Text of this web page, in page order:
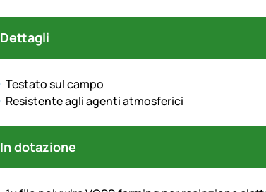
Dettagli
Testato sul campo
Resistente agli agenti atmosferici
In dotazione